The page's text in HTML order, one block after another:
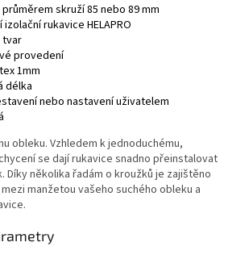
skruží 85 nebo 89 mm
rukavice HELAPRO
tvar
provedení
1mm
délka
nebo nastavení uživatelem
obleku. Vzhledem k jednoduchému,
se dají rukavice snadno přeinstalovat
Díky několika řadám o kroužků je zajištěno
manžetou vašeho suchého obleku a